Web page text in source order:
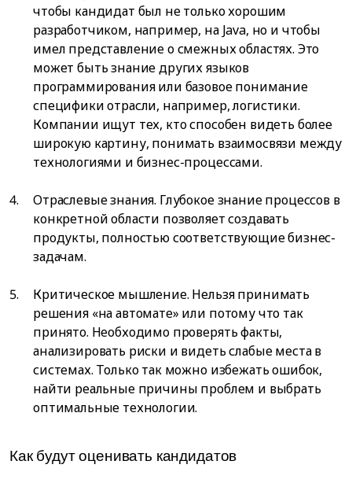
чтобы кандидат был не только хорошим
разработчиком, например, на Java, но и чтобы
имел представление о смежных областях. Это
может быть знание других языков
программирования или базовое понимание
специфики отрасли, например, логистики.
Компании ищут тех, кто способен видеть более
широкую картину, понимать взаимосвязи между
технологиями и бизнес-процессами.
Отраслевые знания. Глубокое знание процессов в
конкретной области позволяет создавать
продукты, полностью соответствующие бизнес-
задачам.
Критическое мышление. Нельзя принимать
решения «на автомате» или потому что так
принято. Необходимо проверять факты,
анализировать риски и видеть слабые места в
системах. Только так можно избежать ошибок,
найти реальные причины проблем и выбрать
оптимальные технологии.
Как будут оценивать кандидатов